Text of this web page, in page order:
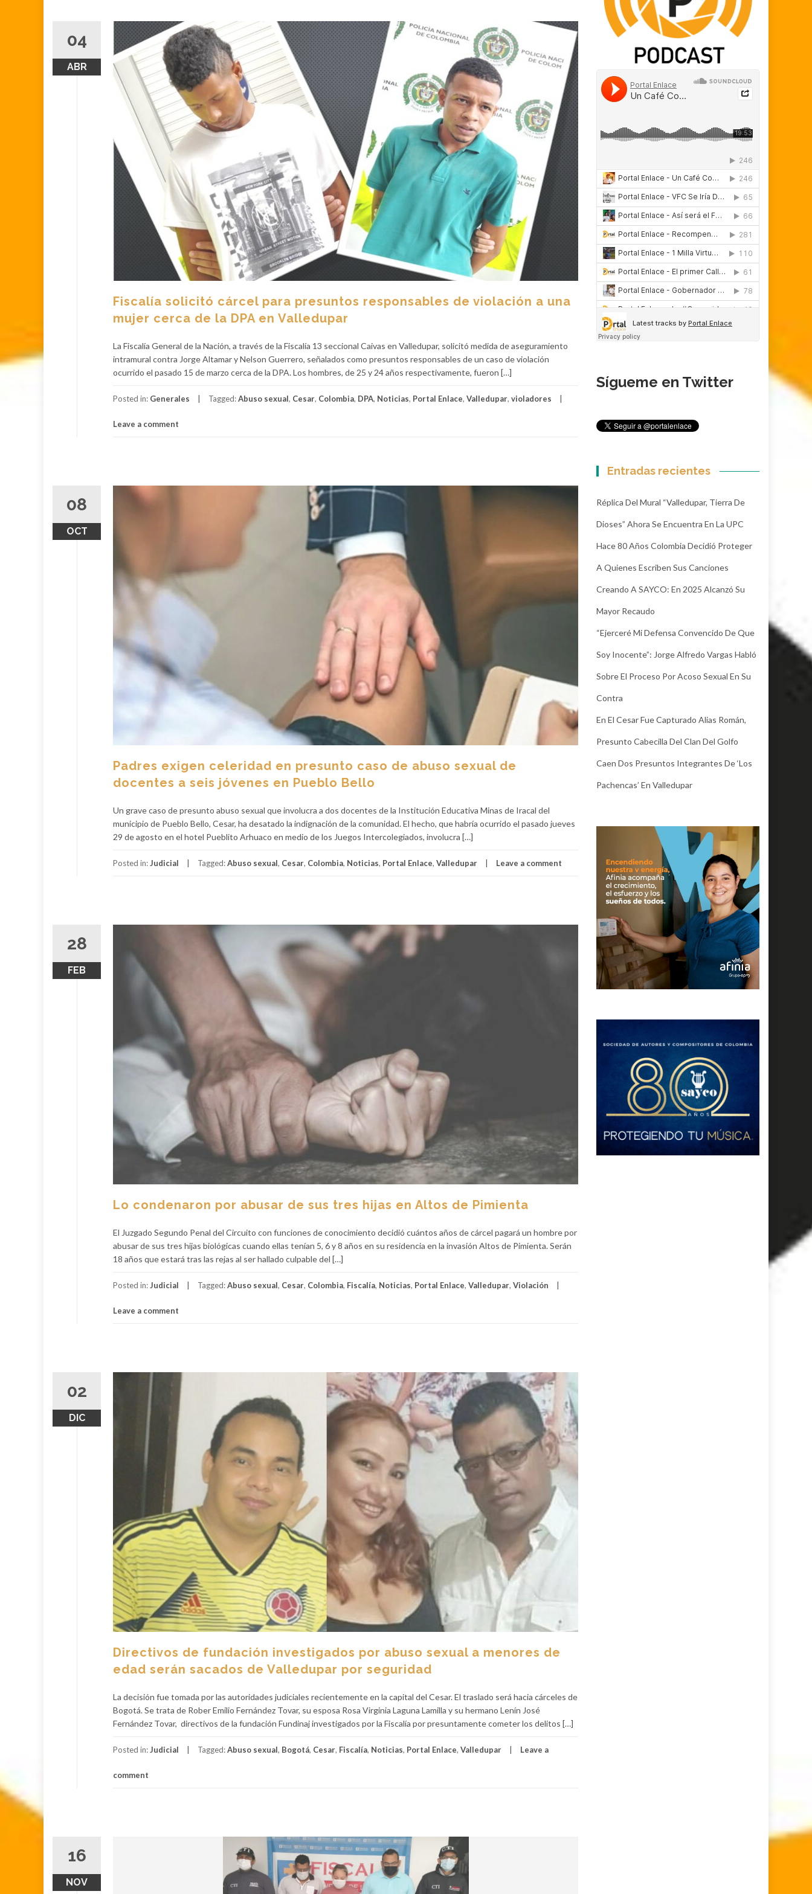
04
ABR
Fiscalía solicitó cárcel para presuntos responsables de violación a una
mujer cerca de la DPA en Valledupar
La Fiscalía General de la Nación, a través de la Fiscalía 13 seccional Caivas en Valledupar, solicitó medida de aseguramiento
intramural contra Jorge Altamar y Nelson Guerrero, señalados como presuntos responsables de un caso de violación
ocurrido el pasado 15 de marzo cerca de la DPA. Los hombres, de 25 y 24 años respectivamente, fueron […]
Posted in: Generales Tagged:Abuso sexual, Cesar, Colombia, DPA, Noticias, Portal Enlace, Valledupar, violadores
Leave a comment
08
OCT
Padres exigen celeridad en presunto caso de abuso sexual de
docentes a seis jóvenes en Pueblo Bello
Un grave caso de presunto abuso sexual que involucra a dos docentes de la Institución Educativa Minas de Iracal del
municipio de Pueblo Bello, Cesar, ha desatado la indignación de la comunidad. El hecho, que habría ocurrido el pasado jueves
29 de agosto en el hotel Pueblito Arhuaco en medio de los Juegos Intercolegiados, involucra […]
Posted in:Judicial Tagged:Abuso sexual, Cesar, Colombia, Noticias, Portal Enlace, Valledupar Leave a comment
28
FEB
Lo condenaron por abusar de sus tres hijas en Altos de Pimienta
El Juzgado Segundo Penal del Circuito con funciones de conocimiento decidió cuántos años de cárcel pagará un hombre por
abusar de sus tres hijas biológicas cuando ellas tenían 5, 6 y 8 años en su residencia en la invasión Altos de Pimienta. Serán
18 años que estará tras las rejas al ser hallado culpable del […]
Posted in:Judicial Tagged:Abuso sexual, Cesar, Colombia, Fiscalía, Noticias, Portal Enlace, Valledupar, Violación
Leave a comment
02
DIC
Directivos de fundación investigados por abuso sexual a menores de
edad serán sacados de Valledupar por seguridad
La decisión fue tomada por las autoridades judiciales recientemente en la capital del Cesar. El traslado será hacia cárceles de
Bogotá. Se trata de Rober Emilio Fernández Tovar, su esposa Rosa Virginia Laguna Lamilla y su hermano Lenín José
Fernández Tovar, directivos de la fundación Fundinaj investigados por la Fiscalía por presuntamente cometer los delitos […]
Posted in:Judicial Tagged:Abuso sexual, Bogotá, Cesar, Fiscalía, Noticias, Portal Enlace, Valledupar Leave a
comment
16
NOV
Sígueme en Twitter
Entradas recientes
Réplica Del Mural “Valledupar, Tierra De
Dioses” Ahora Se Encuentra En La UPC
Hace 80 Años Colombia Decidió Proteger
A Quienes Escriben Sus Canciones
Creando A SAYCO: En 2025 Alcanzó Su
Mayor Recaudo
“Ejerceré Mi Defensa Convencido De Que
Soy Inocente”: Jorge Alfredo Vargas Habló
Sobre El Proceso Por Acoso Sexual En Su
Contra
En El Cesar Fue Capturado Alias Román,
Presunto Cabecilla Del Clan Del Golfo
Caen Dos Presuntos Integrantes De ‘Los
Pachencas’ En Valledupar